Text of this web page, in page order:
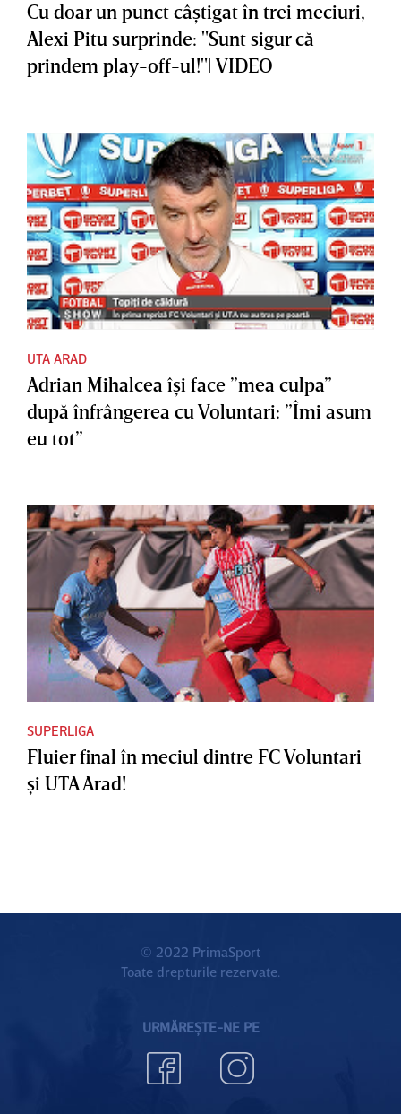
Cu doar un punct câştigat în trei meciuri,
Alexi Pitu surprinde: "Sunt sigur că
prindem play-off-ul!"| VIDEO
UTA ARAD
Adrian Mihalcea îşi face ”mea culpa”
după înfrângerea cu Voluntari: ”Îmi asum
eu tot”
SUPERLIGA
Fluier final în meciul dintre FC Voluntari
şi UTA Arad!
© 2022 PrimaSport
Toate drepturile rezervate.
URMĂREȘTE-NE PE